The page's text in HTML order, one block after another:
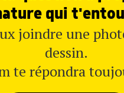
qui
joindre une
dessin.
te répondra